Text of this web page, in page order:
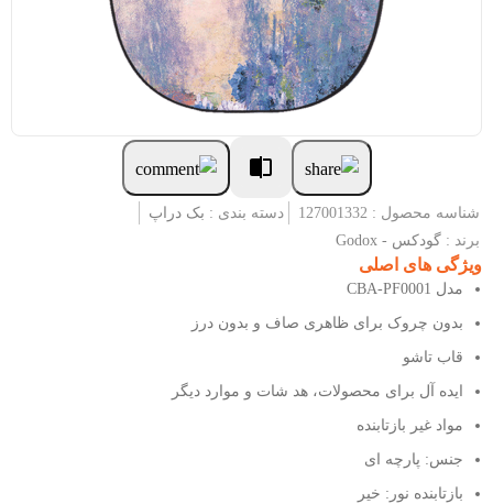
شناسه محصول : 127001332 دسته بندی : بک دراپ
برند : گودکس - Godox
ویژگی های اصلی
مدل CBA-PF0001
بدون چروک برای ظاهری صاف و بدون درز
قاب تاشو
ایده آل برای محصولات، هد شات و موارد دیگر
مواد غیر بازتابنده
جنس: پارچه ای
بازتابنده نور: خیر